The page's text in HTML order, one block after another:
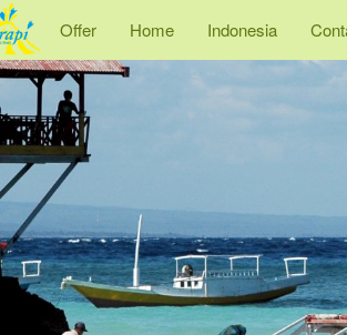
Offer Home Indonesia